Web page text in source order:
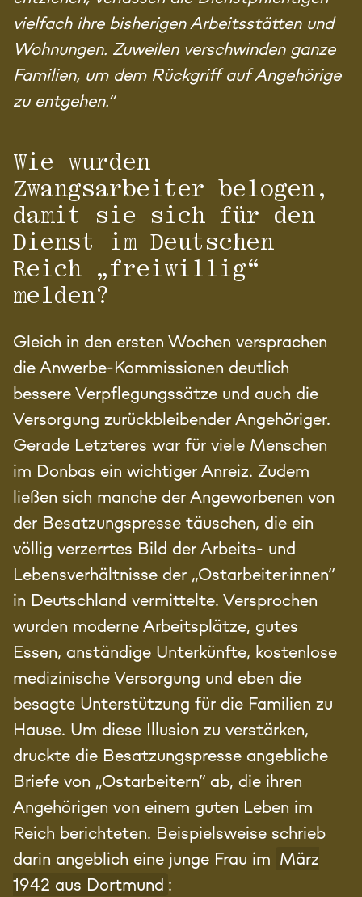
vielfach ihre bisherigen Arbeitsstätten und
Wohnungen. Zuweilen verschwinden ganze
Familien, um dem Rückgriff auf Angehörige
zu entgehen.“
Wie wurden
Zwangsarbeiter belogen,
damit sie sich für den
Dienst im Deutschen
Reich „freiwillig“
melden?
Gleich in den ersten Wochen versprachen
die Anwerbe-Kommissionen deutlich
bessere Verpflegungssätze und auch die
Versorgung zurückbleibender Angehöriger.
Gerade Letzteres war für viele Menschen
im Donbas ein wichtiger Anreiz. Zudem
ließen sich manche der Angeworbenen von
der Besatzungspresse täuschen, die ein
völlig verzerrtes Bild der Arbeits- und
Lebensverhältnisse der „Ostarbeiter·innen“
in Deutschland vermittelte. Versprochen
wurden moderne Arbeitsplätze, gutes
Essen, anständige Unterkünfte, kostenlose
medizinische Versorgung und eben die
besagte Unterstützung für die Familien zu
Hause. Um diese Illusion zu verstärken,
druckte die Besatzungspresse angebliche
Briefe von „Ostarbeitern“ ab, die ihren
Angehörigen von einem guten Leben im
Reich berichteten. Beispielsweise schrieb
darin angeblich eine junge Frau im März
1942 aus Dortmund :